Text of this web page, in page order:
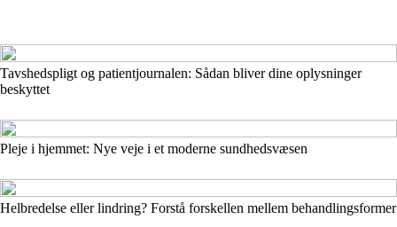
Tavshedspligt og patientjournalen: Sådan bliver dine oplysninger
beskyttet
Pleje i hjemmet: Nye veje i et moderne sundhedsvæsen
Helbredelse eller lindring? Forstå forskellen mellem behandlingsformer